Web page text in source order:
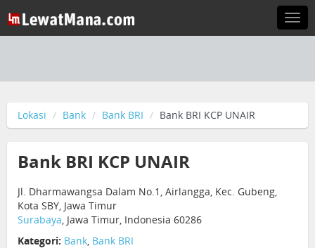
Lokasi Bank Bank BRI Bank BRI KCP UNAIR
Bank BRI KCP UNAIR
Jl. Dharmawangsa Dalam No.1, Airlangga, Kec. Gubeng,
Kota SBY, Jawa Timur
Surabaya, Jawa Timur, Indonesia 60286
Kategori: Bank, Bank BRI